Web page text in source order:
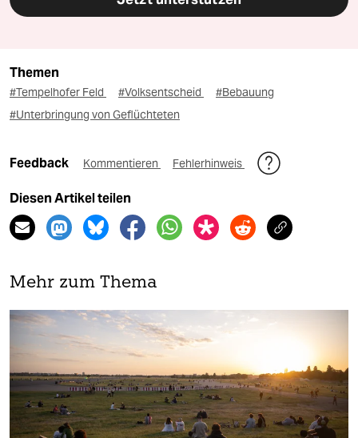
Themen
#Tempelhofer Feld #Volksentscheid
#Bebauung
#Unterbringung von Geflüchteten
Feedback Kommentieren Fehlerhinweis
Diesen Artikel teilen
Mehr zum Thema